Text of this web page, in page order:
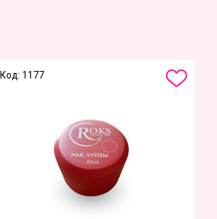
Код: 1177